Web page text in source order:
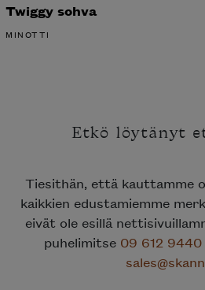
Twiggy sohva
MINOTTI
Etkö löytänyt
Tiesithän, että kauttamme
kaikkien edustamiemme
eivät ole esillä
puhelimitse 09 612 9440